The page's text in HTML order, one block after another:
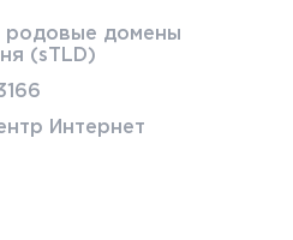
родовые домены
(sTLD)
Интернет